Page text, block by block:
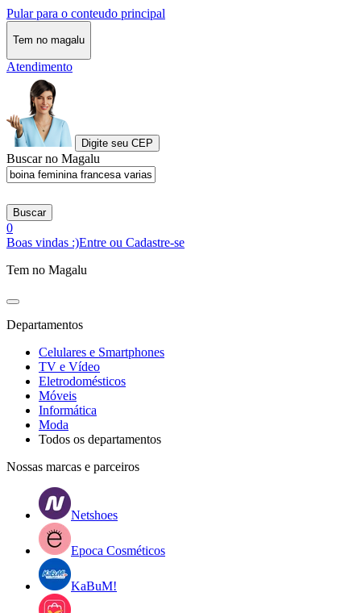
Pular para o conteudo principal
Tem no magalu
Atendimento
Digite seu CEP
Buscar no Magalu
Buscar
0
Boas vindas :)Entre ou Cadastre-se
Tem no Magalu
Departamentos
Celulares e Smartphones
TV e Vídeo
Eletrodomésticos
Móveis
Informática
Moda
Todos os departamentos
Nossas marcas e parceiros
Netshoes
Epoca Cosméticos
KaBuM!